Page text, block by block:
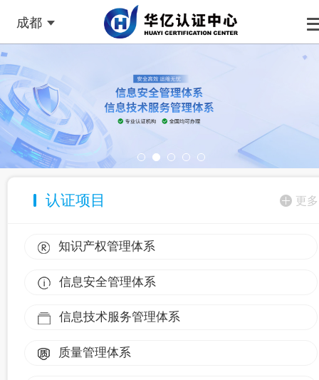
成都
认证项目 更多
知识产权管理体系
信息安全管理体系
信息技术服务管理体系
质量管理体系